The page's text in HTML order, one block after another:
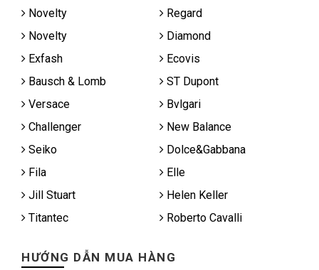
Novelty
Regard
Novelty
Diamond
Exfash
Ecovis
Bausch & Lomb
ST Dupont
Versace
Bvlgari
Challenger
New Balance
Seiko
Dolce&Gabbana
Fila
Elle
Jill Stuart
Helen Keller
Titantec
Roberto Cavalli
HƯỚNG DẪN MUA HÀNG